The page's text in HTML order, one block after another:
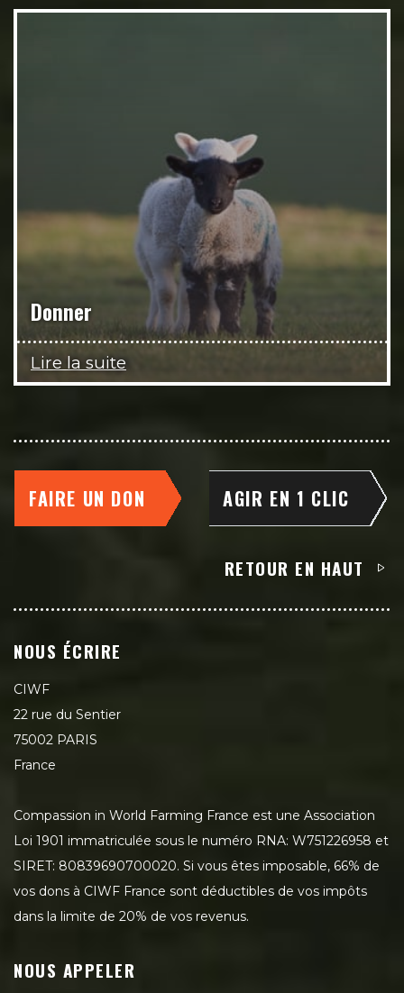
Donner
Lire la suite
FAIRE UN DON AGIR EN 1 CLIC
RETOUR EN HAUT
NOUS ÉCRIRE
CIWF
22 rue du Sentier
75002 PARIS
France
Compassion in World Farming France est une Association
Loi 1901 immatriculée sous le numéro RNA: W751226958 et
SIRET: 80839690700020. Si vous êtes imposable, 66% de
vos dons à CIWF France sont déductibles de vos impôts
dans la limite de 20% de vos revenus.
NOUS APPELER